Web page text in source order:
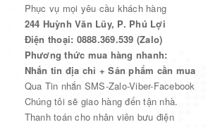
Phục vụ mọi yêu cầu khách hàng
244 Huỳnh Văn Lũy, P. Phú Lợi
Điện thoại: 0888.369.539 (Zalo)
Phương thức mua hàng nhanh:
Nhắn tin địa chỉ + Sản phẩm cần mua
Qua Tin nhắn SMS-Zalo-Viber-Facebook
Chúng tôi sẽ giao hàng đến tận nhà.
Thanh toán cho nhân viên bưu điện